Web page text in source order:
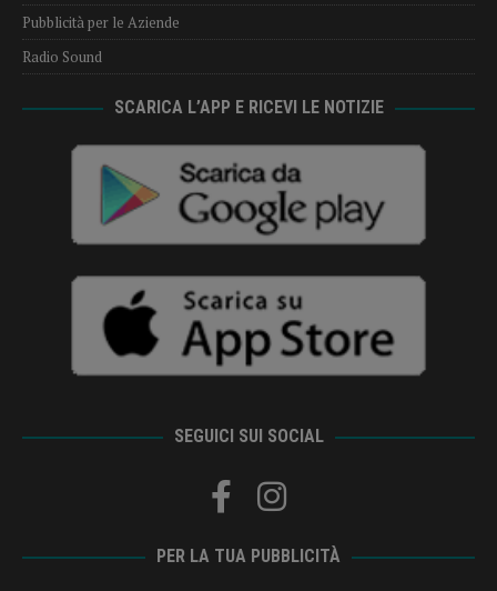
Pubblicità per le Aziende
Radio Sound
SCARICA L’APP E RICEVI LE NOTIZIE
SEGUICI SUI SOCIAL
PER LA TUA PUBBLICITÀ